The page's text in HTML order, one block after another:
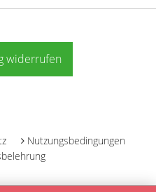
widerrufen
Nutzungsbedingungen